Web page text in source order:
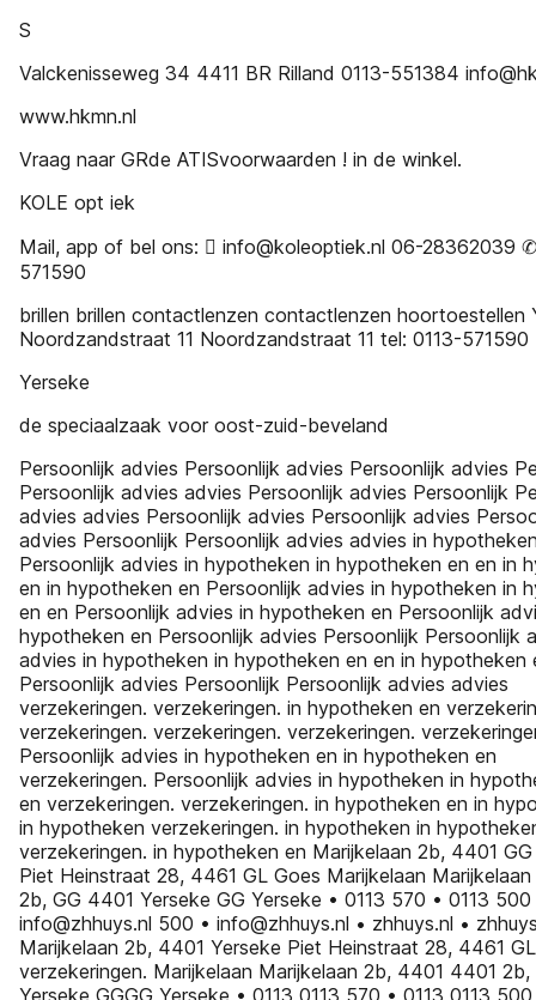
S
Valckenisseweg 34 4411 BR Rilland 0113-551384
www.hkmn.nl
Vraag naar GRde ATISvoorwaarden ! in de winkel.
KOLE opt iek
Mail, app of bel ons:  info@koleoptiek.nl 06-28362039
571590
brillen brillen contactlenzen contactlenzen hoortoestellen
Noordzandstraat 11 Noordzandstraat 11 tel: 0113-571590
Yerseke
de speciaalzaak voor oost-zuid-beveland
Persoonlijk advies Persoonlijk advies Persoonlijk advies
Persoonlijk advies advies Persoonlijk advies Persoonlijk
advies advies Persoonlijk advies Persoonlijk advies
advies Persoonlijk Persoonlijk advies advies in
Persoonlijk advies in hypotheken in hypotheken en en in
en in hypotheken en Persoonlijk advies in hypotheken in
en en Persoonlijk advies in hypotheken en Persoonlijk
hypotheken en Persoonlijk advies Persoonlijk Persoonlijk
advies in hypotheken in hypotheken en en in hypotheken
Persoonlijk advies Persoonlijk Persoonlijk advies advies
verzekeringen. verzekeringen. in hypotheken en
verzekeringen. verzekeringen. verzekeringen.
Persoonlijk advies in hypotheken en in hypotheken en
verzekeringen. Persoonlijk advies in hypotheken in
en verzekeringen. verzekeringen. in hypotheken en in
in hypotheken verzekeringen. in hypotheken in
verzekeringen. in hypotheken en Marijkelaan 2b, 4401
Piet Heinstraat 28, 4461 GL Goes Marijkelaan
2b, GG 4401 Yerseke GG Yerseke • 0113 570 • 0113
info@zhhuys.nl 500 • info@zhhuys.nl • zhhuys.nl •
Marijkelaan 2b, 4401 Yerseke Piet Heinstraat 28, 4461
verzekeringen. Marijkelaan Marijkelaan 2b, 4401 4401
Yerseke GGGG Yerseke • 0113 0113 570 • 0113 0113